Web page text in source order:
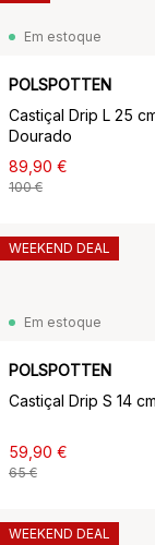
Em estoque
POLSPOTTEN
Castiçal Drip L 25 cm
Dourado
89,90 €
100 €
Em estoque
POLSPOTTEN
Castiçal Drip S 14
59,90 €
65 €
WEEKEND DEAL
WEEKEND DEAL